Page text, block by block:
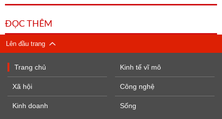
ĐỌC THÊM
Lên đầu trang
Trang chủ
Xã hội
Kinh doanh
Kinh tế vĩ mô
Công nghệ
Sống